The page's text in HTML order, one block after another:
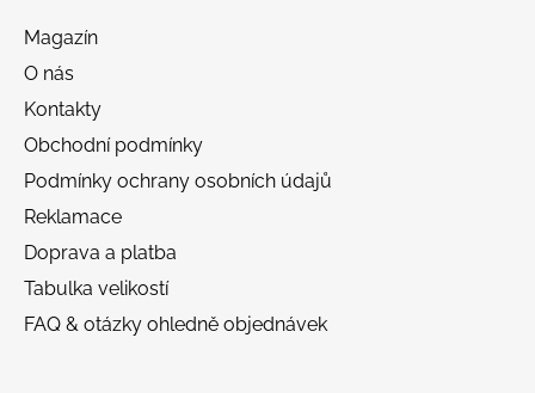
Magazín
O nás
Kontakty
Obchodní podmínky
Podmínky ochrany osobních údajů
Reklamace
Doprava a platba
Tabulka velikostí
FAQ & otázky ohledně objednávek